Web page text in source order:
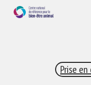
Prise
RECEVEZ